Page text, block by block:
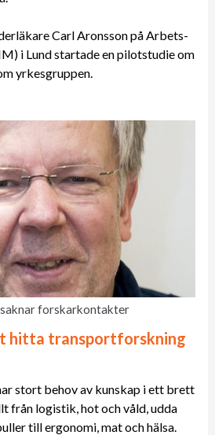
Carl Aronsson på Arbets-
i Lund startade en pilotstudie om
yrkesgruppen.
forskarkontakter
hitta transportforskning
stort behov av kunskap i ett brett
från logistik, hot och våld, udda
till ergonomi, mat och hälsa.